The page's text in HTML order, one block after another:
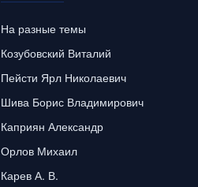
На разные темы
Козубовский Виталий
Пейсти Ярл Николаевич
Шива Борис Владимирович
Каприян Александр
Орлов Михаил
Карев А. В.